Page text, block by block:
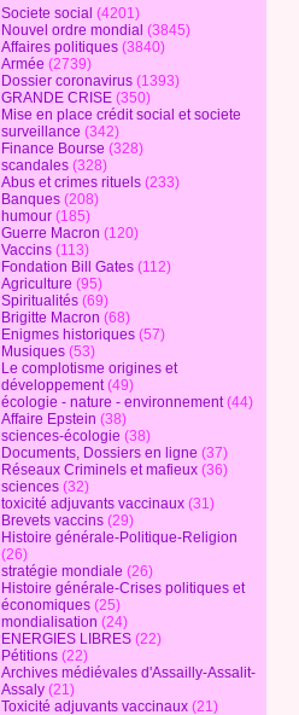
Societe social (4201)
Nouvel ordre mondial (3845)
Affaires politiques (3840)
Armée (2739)
Dossier coronavirus (1393)
GRANDE CRISE (350)
Mise en place crédit social et societe
surveillance (342)
Finance Bourse (328)
scandales (328)
Abus et crimes rituels (233)
Banques (208)
humour (185)
Guerre Macron (120)
Vaccins (113)
Fondation Bill Gates (112)
Agriculture (95)
Spiritualités (69)
Brigitte Macron (68)
Enigmes historiques (57)
Musiques (53)
Le complotisme origines et
développement(49)
écologie - nature - environnement(44)
Affaire Epstein (38)
sciences-écologie (38)
Documents, Dossiers en ligne (37)
Réseaux Criminels et mafieux (36)
sciences (32)
toxicité adjuvants vaccinaux (31)
Brevets vaccins (29)
Histoire générale-Politique-Religion
(26)
stratégie mondiale (26)
Histoire générale-Crises politiques et
économiques (25)
mondialisation (24)
ENERGIES LIBRES (22)
Pétitions (22)
Archives médiévales d'Assailly-Assalit-
Assaly (21)
Toxicité adjuvants vaccinaux (21)